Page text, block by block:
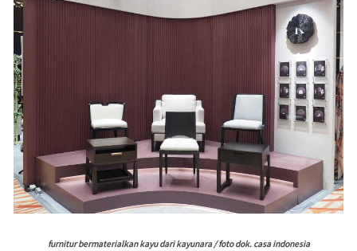
furnitur bermaterialkan kayu dari kayunara / foto dok. casa indonesia